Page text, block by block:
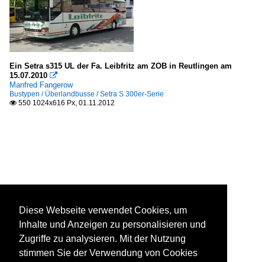
Ein Setra s315 UL der Fa. Leibfritz am ZOB in Reutlingen am
15.07.2010 
Manfred Fangerow
Bustypen / Überlandbusse / Setra S 300er-Serie
 550 1024x616 Px, 01.11.2012
Diese Webseite verwendet Cookies, um
Inhalte und Anzeigen zu personalisieren und
Zugriffe zu analysieren. Mit der Nutzung
stimmen Sie der Verwendung von Cookies